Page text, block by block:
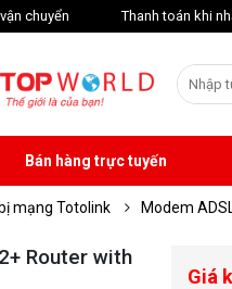
chuyển Thanh toán khi
Bán hàng trực tuyến
mạng Totolink Modem
Router with
Giá